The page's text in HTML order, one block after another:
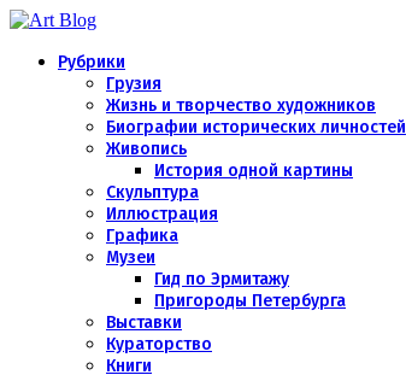
Menu
Art
Рубрики
Грузия
Жизнь и творчество художников
Биографии исторических личностей
Живопись
История одной картины
Скульптура
Иллюстрация
Графика
Музеи
Гид по Эрмитажу
Пригороды Петербурга
Выставки
Кураторство
Книги